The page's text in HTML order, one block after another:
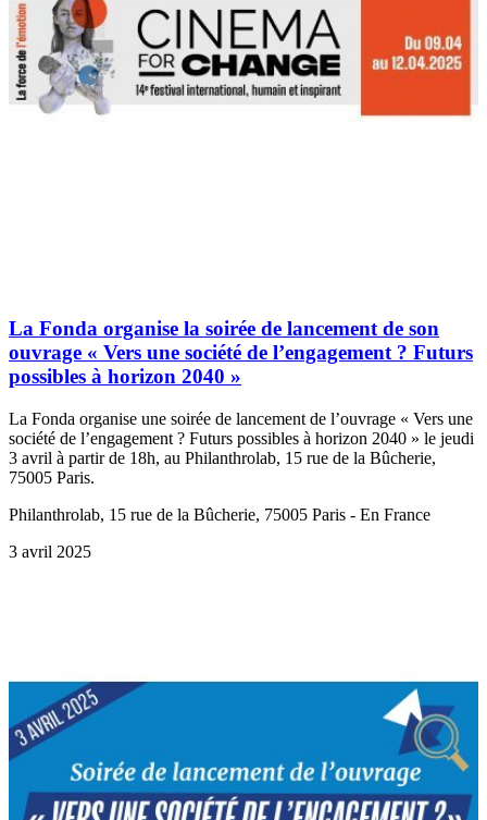
La Fonda organise la soirée de lancement de son
ouvrage « Vers une société de l’engagement ? Futurs
possibles à horizon 2040 »
La Fonda organise une soirée de lancement de l’ouvrage « Vers une
société de l’engagement ? Futurs possibles à horizon 2040 » le jeudi
3 avril à partir de 18h, au Philanthrolab, 15 rue de la Bûcherie,
75005 Paris.
Philanthrolab, 15 rue de la Bûcherie, 75005 Paris - En France
3 avril 2025